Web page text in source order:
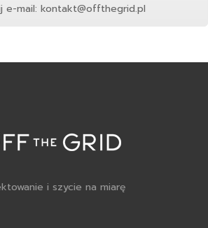
e-mail: kontakt@offthegrid.pl
i szycie na miarę